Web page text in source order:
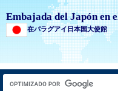
Embajada del Japón en
在パラグアイ日本国大使館